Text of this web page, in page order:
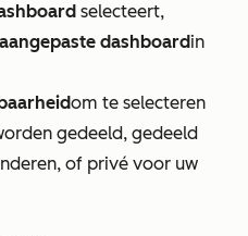
selecteert,
dashboardin
om te selecteren
gedeeld, gedeeld
of privé voor uw